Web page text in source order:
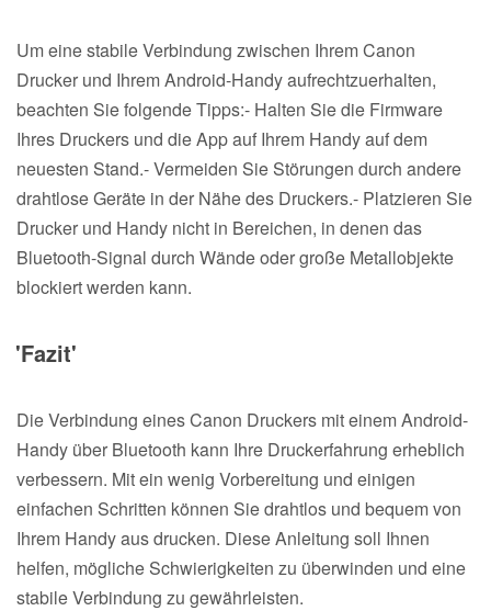
Um eine stabile Verbindung zwischen Ihrem Canon
Drucker und Ihrem Android-Handy aufrechtzuerhalten,
beachten Sie folgende Tipps:- Halten Sie die Firmware
Ihres Druckers und die App auf Ihrem Handy auf dem
neuesten Stand.- Vermeiden Sie Störungen durch andere
drahtlose Geräte in der Nähe des Druckers.- Platzieren Sie
Drucker und Handy nicht in Bereichen, in denen das
Bluetooth-Signal durch Wände oder große Metallobjekte
blockiert werden kann.
'Fazit'
Die Verbindung eines Canon Druckers mit einem Android-
Handy über Bluetooth kann Ihre Druckerfahrung erheblich
verbessern. Mit ein wenig Vorbereitung und einigen
einfachen Schritten können Sie drahtlos und bequem von
Ihrem Handy aus drucken. Diese Anleitung soll Ihnen
helfen, mögliche Schwierigkeiten zu überwinden und eine
stabile Verbindung zu gewährleisten.